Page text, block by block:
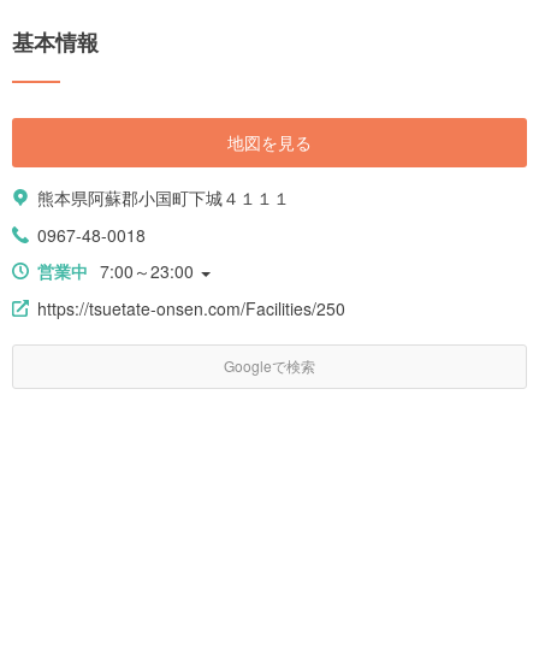
基本情報
地図を見る
熊本県阿蘇郡小国町下城４１１１
0967-48-0018
営業中 7:00～23:00
https://tsuetate-onsen.com/Facilities/250
Googleで検索